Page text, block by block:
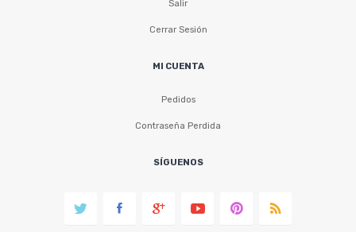
Salir
Cerrar Sesión
MI CUENTA
Pedidos
Contraseña Perdida
SÍGUENOS